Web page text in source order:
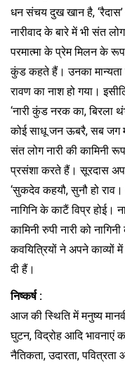
धन संचय दुख खान है,
नारीवाद के बारे में भी संत
परमात्मा के प्रेम मिलन के
कुंड कहते हैं। उनका मान्यता
रावण का नाश हो गया।
‘नारी कुंड नरक का, बिरला
कोई साधू जन ऊबरै, सब जग
संत लोग नारी की कामिनी
प्रसंशा करते हैं। सूरदास
‘सुकदेव कहयौ, सुनौ हो राव।
नागिनि के काटैं विप्र होई।
कामिनी रुपी नारी को
कवयित्रियों ने अपने काव्यों
दी हैं।
निष्कर्ष :
आज की स्थिति में मनुष्य
घुटन, विद्रोह आदि
नैतिकता, उदारता,